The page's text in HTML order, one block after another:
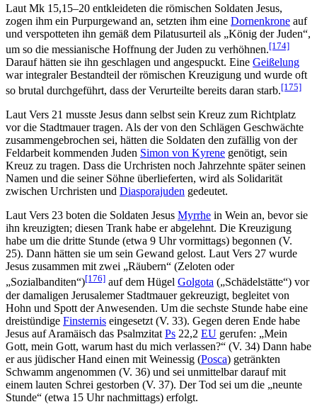
Laut Mk 15,15–20 entkleideten die römischen Soldaten Jesus,
zogen ihm ein Purpurgewand an, setzten ihm eine Dornenkrone auf
und verspotteten ihn gemäß dem Pilatusurteil als „König der Juden“,
um so die messianische Hoffnung der Juden zu verhöhnen.[174]
Darauf hätten sie ihn geschlagen und angespuckt. Eine Geißelung
war integraler Bestandteil der römischen Kreuzigung und wurde oft
so brutal durchgeführt, dass der Verurteilte bereits daran starb.[175]
Laut Vers 21 musste Jesus dann selbst sein Kreuz zum Richtplatz
vor die Stadtmauer tragen. Als der von den Schlägen Geschwächte
zusammengebrochen sei, hätten die Soldaten den zufällig von der
Feldarbeit kommenden Juden Simon von Kyrene genötigt, sein
Kreuz zu tragen. Dass die Urchristen noch Jahrzehnte später seinen
Namen und die seiner Söhne überlieferten, wird als Solidarität
zwischen Urchristen und Diasporajuden gedeutet.
Laut Vers 23 boten die Soldaten Jesus Myrrhe in Wein an, bevor sie
ihn kreuzigten; diesen Trank habe er abgelehnt. Die Kreuzigung
habe um die dritte Stunde (etwa 9 Uhr vormittags) begonnen (V.
25). Dann hätten sie um sein Gewand gelost. Laut Vers 27 wurde
Jesus zusammen mit zwei „Räubern“ (Zeloten oder
„Sozialbanditen“)[176] auf dem Hügel Golgota („Schädelstätte“) vor
der damaligen Jerusalemer Stadtmauer gekreuzigt, begleitet von
Hohn und Spott der Anwesenden. Um die sechste Stunde habe eine
dreistündige Finsternis eingesetzt (V. 33). Gegen deren Ende habe
Jesus auf Aramäisch das Psalmzitat Ps 22,2 EU gerufen: „Mein
Gott, mein Gott, warum hast du mich verlassen?“ (V. 34) Dann habe
er aus jüdischer Hand einen mit Weinessig (Posca) getränkten
Schwamm angenommen (V. 36) und sei unmittelbar darauf mit
einem lauten Schrei gestorben (V. 37). Der Tod sei um die „neunte
Stunde“ (etwa 15 Uhr nachmittags) erfolgt.